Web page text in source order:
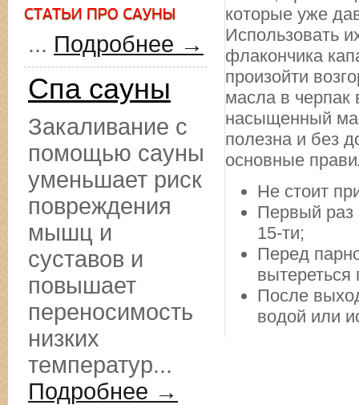
которые уже
Использовать
флакончика
произойти
масла в черпак
насыщенный
полезна и без
основные
Не стоит
Первый раз
15-ти;
Перед
После
водой или
... Подробнее →
Спа сауны
Закаливание с
помощью сауны
уменьшает риск
повреждения
мышц и
суставов и
повышает
переносимость
низких
температур...
Подробнее →